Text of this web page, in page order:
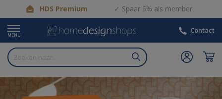
HDS Premium Spaar 5% als member
MENU
Contact